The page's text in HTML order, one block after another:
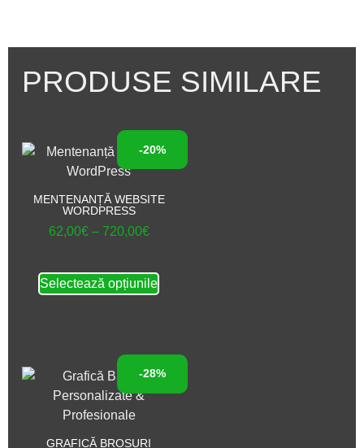
PRODUSE SIMILARE
-20%
MENTENANȚĂ WEBSITE
WORDPRESS
62,00€ – 720,00€
Selectează opțiunile
-28%
GRAFICĂ BROȘURI